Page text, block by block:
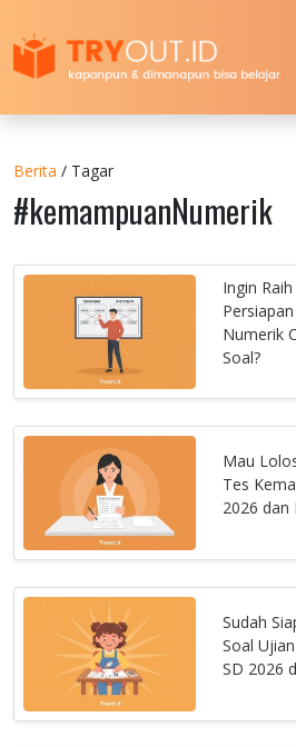
Berita / Tagar
#kemampuanNumerik
Ingin
Numerik
Soal?
Mau
Tes
2026 dan
Sudah
Soal
SD 2026